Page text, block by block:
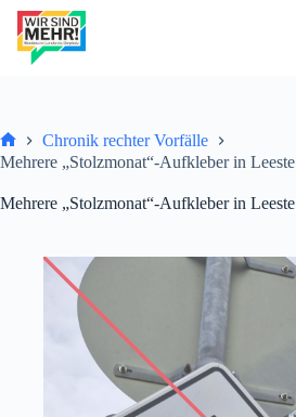
Zum
Inhalt
springen
Start
Chronik rechter Vorfälle
Mehrere „Stolzmonat“-Aufkleber in Leeste
Mehrere „Stolzmonat“-Aufkleber in Leeste